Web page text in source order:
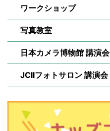
ワークショップ
写真教室
日本カメラ博物館 講演会
JCIIフォトサロン 講演会